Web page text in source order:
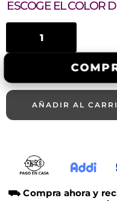
ESCOGE EL COLOR
AÑADIR AL
⛟ Compra ahora y